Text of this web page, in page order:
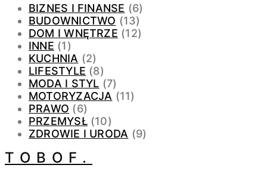
BIZNES I FINANSE (6)
BUDOWNICTWO (13)
DOM I WNĘTRZE (12)
INNE (1)
KUCHNIA (2)
LIFESTYLE (8)
MODA I STYL (7)
MOTORYZACJA (11)
PRAWO (6)
PRZEMYSŁ(10)
ZDROWIE I URODA (9)
TOBOF.